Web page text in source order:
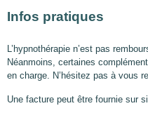
Infos pratiques
L’hypnothérapie n’est pas
Néanmoins, certaines
en charge. N’hésitez pas à vous
Une facture peut être fournie sur